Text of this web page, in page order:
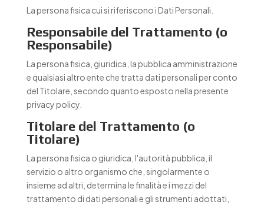
La persona fisica cui si riferiscono i Dati Personali.
Responsabile del Trattamento (o
Responsabile)
La persona fisica, giuridica, la pubblica amministrazione
e qualsiasi altro ente che tratta dati personali per conto
del Titolare, secondo quanto esposto nella presente
privacy policy.
Titolare del Trattamento (o
Titolare)
La persona fisica o giuridica, l'autorità pubblica, il
servizio o altro organismo che, singolarmente o
insieme ad altri, determina le finalità e i mezzi del
trattamento di dati personali e gli strumenti adottati,